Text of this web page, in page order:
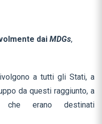
dai MDGs,
a tutti gli Stati, a
da questi raggiunto, a
erano destinati